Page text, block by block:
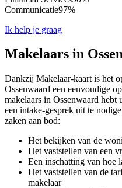
Communicatie97%
Ik help je graag
Makelaars in
Dankzij Makelaar-kaart is het
Ossenwaard een eenvoudige
makelaars in Ossenwaard
een intake-gesprek uit te
zaken aan bod:
Het bekijken van de
Het vaststellen van een
Een inschatting van hoe
Het vaststellen van de
makelaar